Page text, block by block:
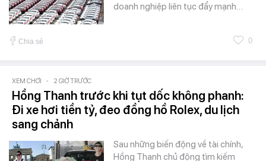
doanh nghiệp liên tục đẩy mạnh…
Chia sẻ 0
XEM CHƠI - 2 GIỜ TRƯỚC
Hồng Thanh trước khi tụt dốc không phanh:
Đi xe hơi tiền tỷ, đeo đồng hồ Rolex, du lịch
sang chảnh
Sau những biến động về tài chính,
Hồng Thanh chủ động tìm kiếm